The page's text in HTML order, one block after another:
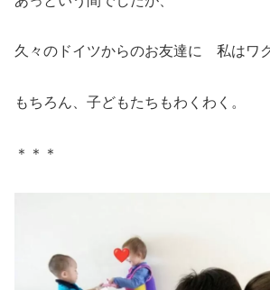
久々のドイツからのお友達に 私はワク
もちろん、子どもたちもわくわく。
＊＊＊